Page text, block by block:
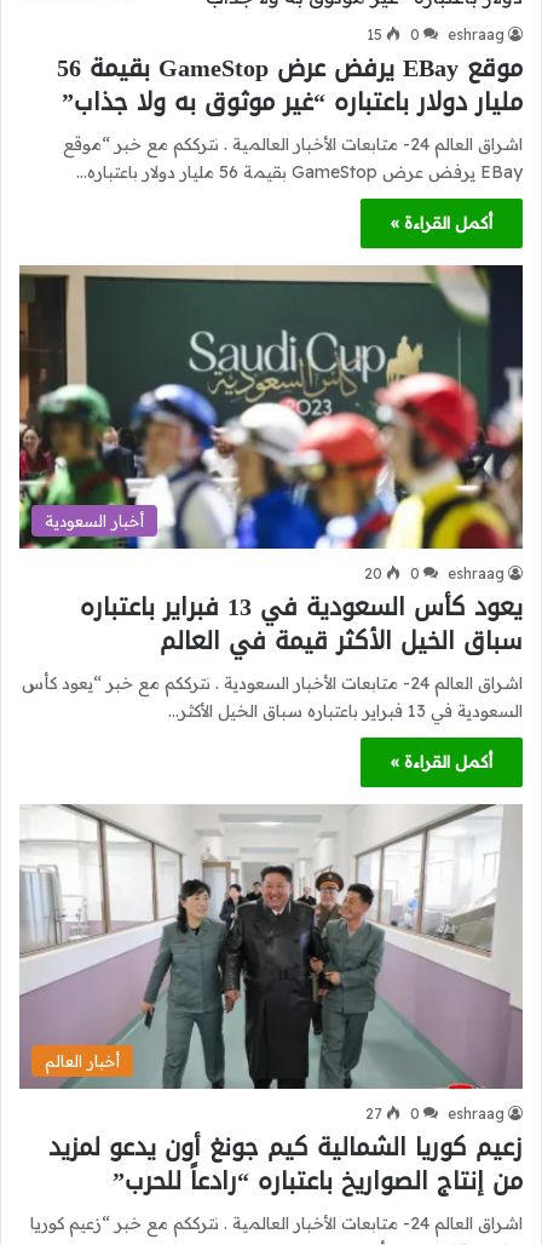
eshraag
0
15
موقع EBay يرفض عرض GameStop بقيمة 56
مليار دولار باعتباره “غير موثوق به ولا جذاب”
اشراق العالم 24- متابعات الأخبار العالمية . نترككم مع خبر “موقع
EBay يرفض عرض GameStop بقيمة 56 مليار دولار باعتباره…
أكمل القراءة »
أخبار السعودية
eshraag
0
20
يعود كأس السعودية في 13 فبراير باعتباره
سباق الخيل الأكثر قيمة في العالم
اشراق العالم 24- متابعات الأخبار السعودية . نترككم مع خبر “يعود كأس
السعودية في 13 فبراير باعتباره سباق الخيل الأكثر…
أكمل القراءة »
أخبار العالم
eshraag
0
27
زعيم كوريا الشمالية كيم جونغ أون يدعو لمزيد
من إنتاج الصواريخ باعتباره “رادعاً للحرب”
اشراق العالم 24- متابعات الأخبار العالمية . نترككم مع خبر “زعيم كوريا